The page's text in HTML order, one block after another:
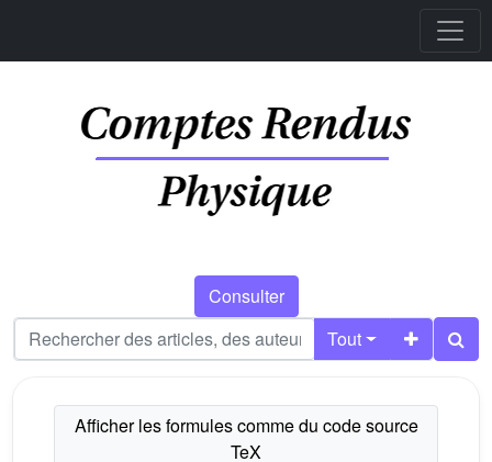
Consulter
Tout